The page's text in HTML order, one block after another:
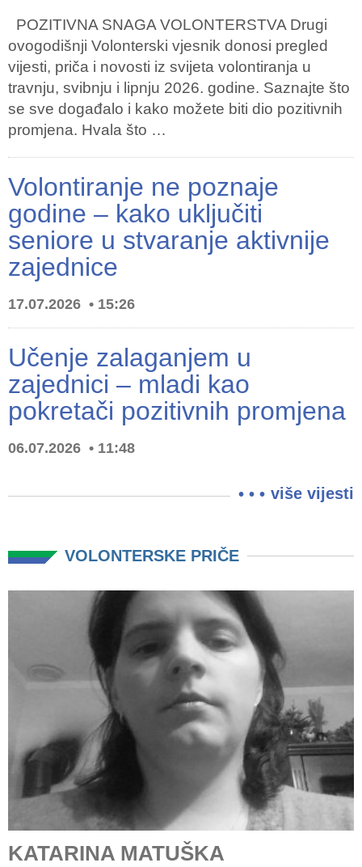
POZITIVNA SNAGA VOLONTERSTVA Drugi
ovogodišnji Volonterski vjesnik donosi pregled
vijesti, priča i novosti iz svijeta volontiranja u
travnju, svibnju i lipnju 2026. godine. Saznajte što
se sve događalo i kako možete biti dio pozitivnih
promjena. Hvala što …
Volontiranje ne poznaje
godine – kako uključiti
seniore u stvaranje aktivnije
zajednice
17.07.2026 15:26
Učenje zalaganjem u
zajednici – mladi kao
pokretači pozitivnih promjena
06.07.2026 11:48
više vijesti
VOLONTERSKE PRIČE
KATARINA MATUŠKA